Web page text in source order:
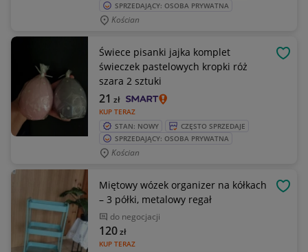
SPRZEDAJĄCY: OSOBA PRYWATNA
Kościan
Świece pisanki jajka komplet
świeczek pastelowych kropki róż
szara 2 sztuki
KUP TERAZ
21 zł
STAN: NOWY
CZĘSTO SPRZEDAJE
SPRZEDAJĄCY: OSOBA PRYWATNA
Kościan
Miętowy wózek organizer na kółkach
– 3 półki, metalowy regał
do negocjacji
KUP TERAZ
120zł